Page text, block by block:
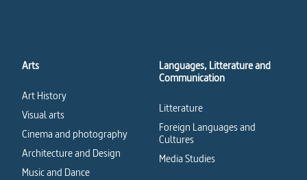
Arts
Art History
Visual arts
Cinema and photography
Architecture and Design
Music and Dance
Languages, Litterature and
Communication
Litterature
Foreign Languages and
Cultures
Media Studies